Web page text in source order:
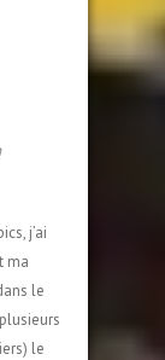
j’ai
ma
le
le